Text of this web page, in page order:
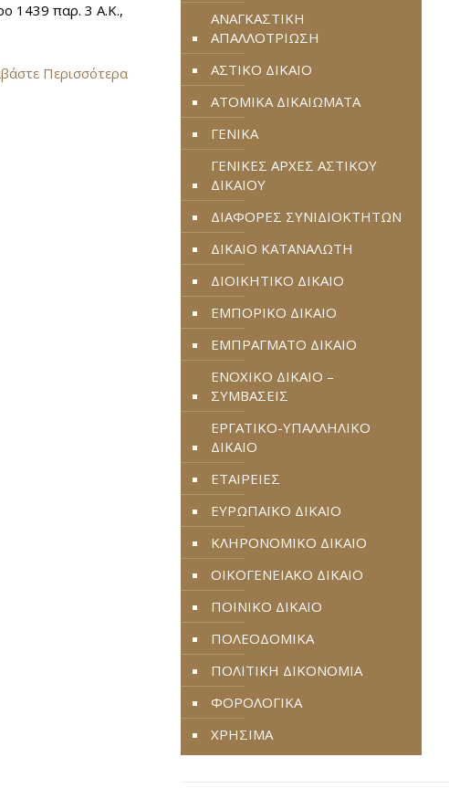
1439 παρ. 3 Α.Κ.,
Περισσότερα
ΑΝΑΓΚΑΣΤΙΚΗ
ΑΠΑΛΛΟΤΡΙΩΣΗ
ΑΣΤΙΚΟ ΔΙΚΑΙΟ
ΑΤΟΜΙΚΑ ΔΙΚΑΙΩΜΑΤΑ
ΓΕΝΙΚΑ
ΓΕΝΙΚΕΣ ΑΡΧΕΣ ΑΣΤΙΚΟΥ
ΔΙΚΑΙΟΥ
ΔΙΑΦΟΡΕΣ ΣΥΝΙΔΙΟΚΤΗΤΩΝ
ΔΙΚΑΙΟ ΚΑΤΑΝΑΛΩΤΗ
ΔΙΟΙΚΗΤΙΚΟ ΔΙΚΑΙΟ
ΕΜΠΟΡΙΚΟ ΔΙΚΑΙΟ
ΕΜΠΡΑΓΜΑΤΟ ΔΙΚΑΙΟ
ΕΝΟΧΙΚΟ ΔΙΚΑΙΟ –
ΣΥΜΒΑΣΕΙΣ
ΕΡΓΑΤΙΚΟ-ΥΠΑΛΛΗΛΙΚΟ
ΔΙΚΑΙΟ
ΕΤΑΙΡΕΙΕΣ
ΕΥΡΩΠΑΪΚΟ ΔΙΚΑΙΟ
ΚΛΗΡΟΝΟΜΙΚΟ ΔΙΚΑΙΟ
ΟΙΚΟΓΕΝΕΙΑΚΟ ΔΙΚΑΙΟ
ΠΟΙΝΙΚΟ ΔΙΚΑΙΟ
ΠΟΛΕΟΔΟΜΙΚΑ
ΠΟΛΙΤΙΚΗ ΔΙΚΟΝΟΜΙΑ
ΦΟΡΟΛΟΓΙΚΑ
ΧΡΗΣΙΜΑ